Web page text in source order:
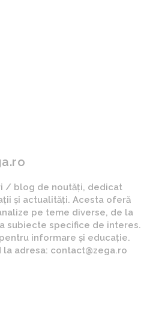
/ blog de noutăți, dedicat
și actualități. Acesta oferă
pe teme diverse, de la
subiecte specifice de interes.
informare și educație.
adresa: contact@zega.ro